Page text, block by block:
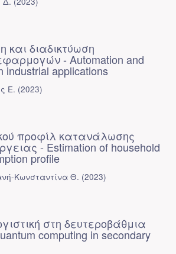
και διαδικτύωση
- Automation and
industrial applications
Ε. (2023)
προφίλ κατανάλωσης
- Estimation of household
profile
Κωνσταντίνα Θ. (2023)
στη δευτεροβάθμια
computing in secondary